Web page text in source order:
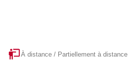
À distance / Partiellement à distance